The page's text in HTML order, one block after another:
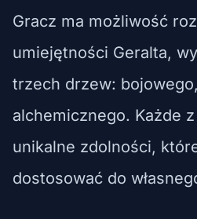
Gracz ma możliwość
umiejętności Geralta,
trzech drzew:
alchemicznego. Każde
unikalne zdolności,
dostosować do